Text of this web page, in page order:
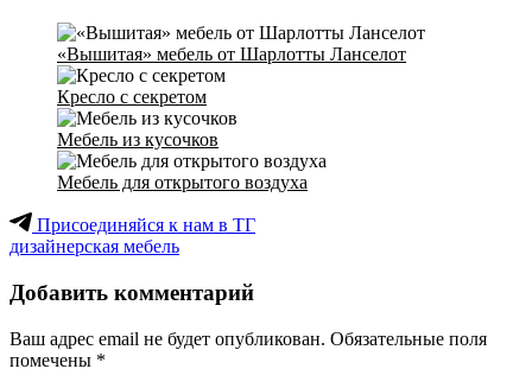
«Вышитая» мебель от Шарлотты Ланселот
Кресло с секретом
Мебель из кусочков
Мебель для открытого воздуха
Присоединяйся к нам в ТГ
дизайнерская мебель
Добавить комментарий
Ваш адрес email не будет опубликован. Обязательные поля
помечены *